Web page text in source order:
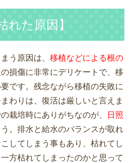
れた原因】
う原因は、 移植などによる根の
損傷に非常にデリケートで、移
です。残念ながら移植の失敗に
わりは、復活は厳しいと言えま
栽培時にありがちなのが、
日照
。排水と給水のバランスが取れ
してしまう事もあり、枯れてし
方枯れてしまったのかと思って